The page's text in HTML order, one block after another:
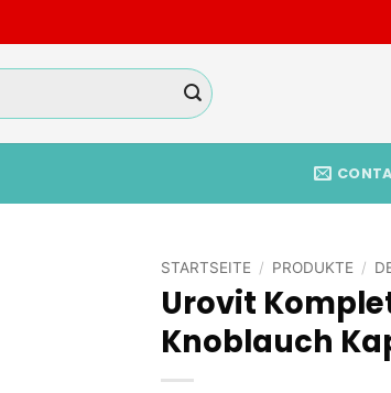
STARTSEITE / PRODUKTE /
Urovit
Knoblauch